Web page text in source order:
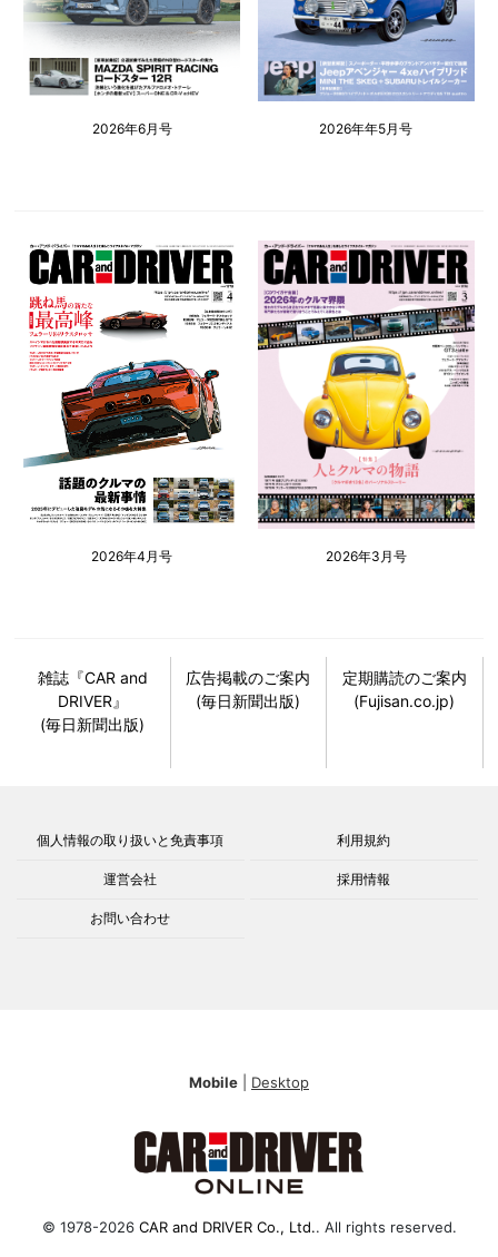
2026年6月号 2026年年5月号
2026年4月号 2026年3月号
雑誌『CAR and
DRIVER』
(毎日新聞出版)
広告掲載のご案内
(毎日新聞出版)
定期購読のご案内
(Fujisan.co.jp)
個人情報の取り扱いと免責事項 利用規約
運営会社 採用情報
お問い合わせ
Mobile Desktop
© 1978-2026 CAR and DRIVER Co., Ltd.. All rights reserved.